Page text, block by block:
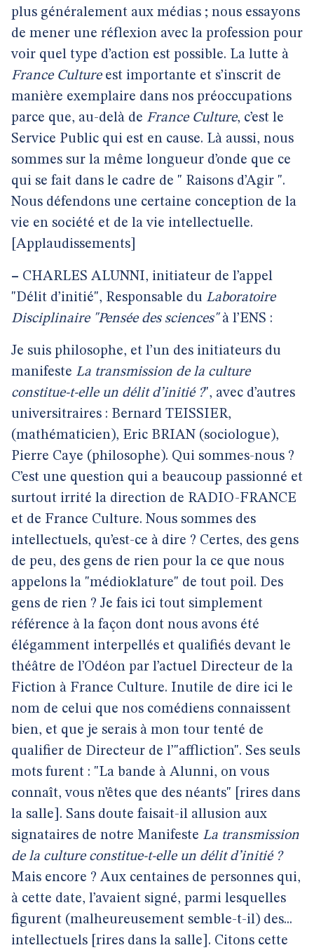
plus généralement aux médias ; nous essayons
de mener une réflexion avec la profession pour
voir quel type d’action est possible. La lutte à
France Cultureest importante et s’inscrit de
manière exemplaire dans nos préoccupations
parce que, au-delà de France Culture, c’est le
Service Public qui est en cause. Là aussi, nous
sommes sur la même longueur d’onde que ce
qui se fait dans le cadre de " Raisons d’Agir ".
Nous défendons une certaine conception de la
vie en société et de la vie intellectuelle.
[Applaudissements]
– CHARLES ALUNNI, initiateur de l’appel
"Délit d’initié", Responsable du Laboratoire
Disciplinaire "Pensée des sciences" à l’ENS :
Je suis philosophe, et l’un des initiateurs du
manifeste La transmission de la culture
constitue-t-elle un délit d’initié ?", avec d’autres
universitraires : Bernard TEISSIER,
(mathématicien), Eric BRIAN (sociologue),
Pierre Caye (philosophe). Qui sommes-nous ?
C’est une question qui a beaucoup passionné et
surtout irrité la direction de RADIO-FRANCE
et de France Culture. Nous sommes des
intellectuels, qu’est-ce à dire ? Certes, des gens
de peu, des gens de rien pour la ce que nous
appelons la "médioklature" de tout poil. Des
gens de rien ? Je fais ici tout simplement
référence à la façon dont nous avons été
élégamment interpellés et qualifiés devant le
théâtre de l’Odéon par l’actuel Directeur de la
Fiction à France Culture. Inutile de dire ici le
nom de celui que nos comédiens connaissent
bien, et que je serais à mon tour tenté de
qualifier de Directeur de l’"affliction". Ses seuls
mots furent : "La bande à Alunni, on vous
connaît, vous n’êtes que des néants" [rires dans
la salle]. Sans doute faisait-il allusion aux
signataires de notre Manifeste La transmission
de la culture constitue-t-elle un délit d’initié ?
Mais encore ? Aux centaines de personnes qui,
à cette date, l’avaient signé, parmi lesquelles
figurent (malheureusement semble-t-il) des...
intellectuels [rires dans la salle]. Citons cette